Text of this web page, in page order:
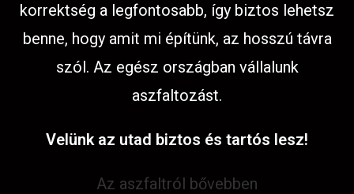
korrektség a legfontosabb, így biztos lehetsz
benne, hogy amit mi építünk, az hosszú távra
szól. Az egész országban vállalunk
aszfaltozást.
Velünk az utad biztos és tartós lesz!
Az aszfaltról bővebben